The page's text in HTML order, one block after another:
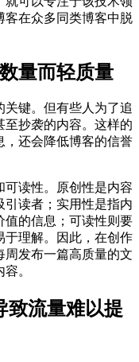
客在众多同类博客中脱
量而轻质量
键。但有些人为了追
抄袭的内容。这样的
，还会降低博客的信誉
读性。原创性是内容
引读者；实用性是指内
值的信息；可读性则要
于理解。因此，在创作
周发布一篇高质量的文
。
致流量难以提